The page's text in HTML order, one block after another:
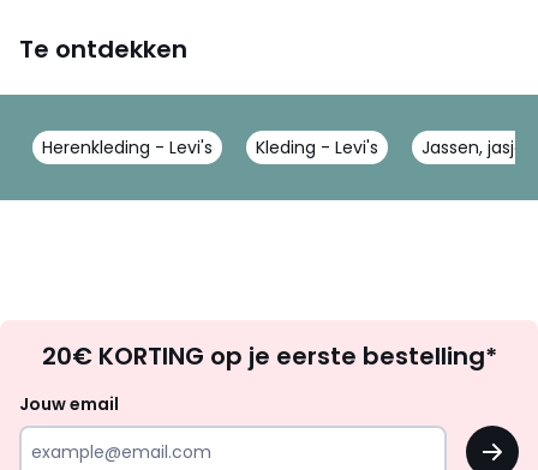
Te ontdekken
Herenkleding - Levi's Kleding - Levi's Jassen,
zoek
inspiratie
20€ KORTING op je eerste bestelling*
Jouw email
OK